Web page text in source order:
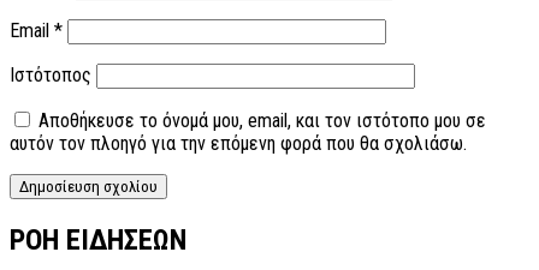
Email *
Ιστότοπος
Αποθήκευσε το όνομά μου, email, και τον ιστότοπο μου σε
αυτόν τον πλοηγό για την επόμενη φορά που θα σχολιάσω.
ΡΟΗ ΕΙΔΗΣΕΩΝ